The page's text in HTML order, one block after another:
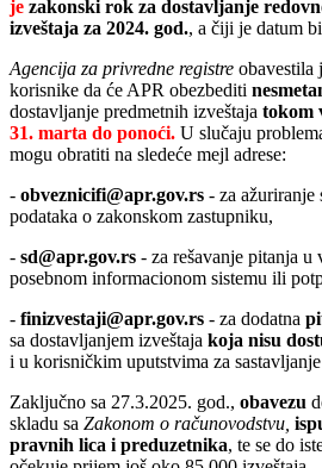
je zakonski rok za dostavlјanje
izveštaja za 2024. god., a čiji je datum
Agencija za privredne registre obavestila
korisnike da će APR obezbediti
dostavlјanje predmetnih izveštaja tokom
31. marta do ponoći. U slučaju
mogu obratiti na sledeće mejl adrese:
- obveznicifi@apr.gov.rs - za ažuriranje
podataka o zakonskom zastupniku,
- sd@apr.gov.rs - za rešavanje pitanja u
posebnom informacionom sistemu ili
- finizvestaji@apr.gov.rs - za dodatna
sa dostavlјanjem izveštaja koja nisu
i u korisničkim uputstvima za
Zaklјučno sa 27.3.2025. god., obavezu
skladu sa Zakonom o računovodstvu,
pravnih lica i preduzetnika, te se do